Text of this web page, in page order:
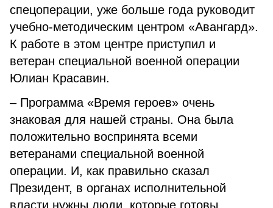
спецоперации, уже больше года руководит
учебно-методическим центром «Авангард».
К работе в этом центре приступил и
ветеран специальной военной операции
Юлиан Красавин.
– Программа «Время героев» очень
знаковая для нашей страны. Она была
положительно воспринята всеми
ветеранами специальной военной
операции. И, как правильно сказал
Президент, в органах исполнительной
власти нужны люди, которые готовы